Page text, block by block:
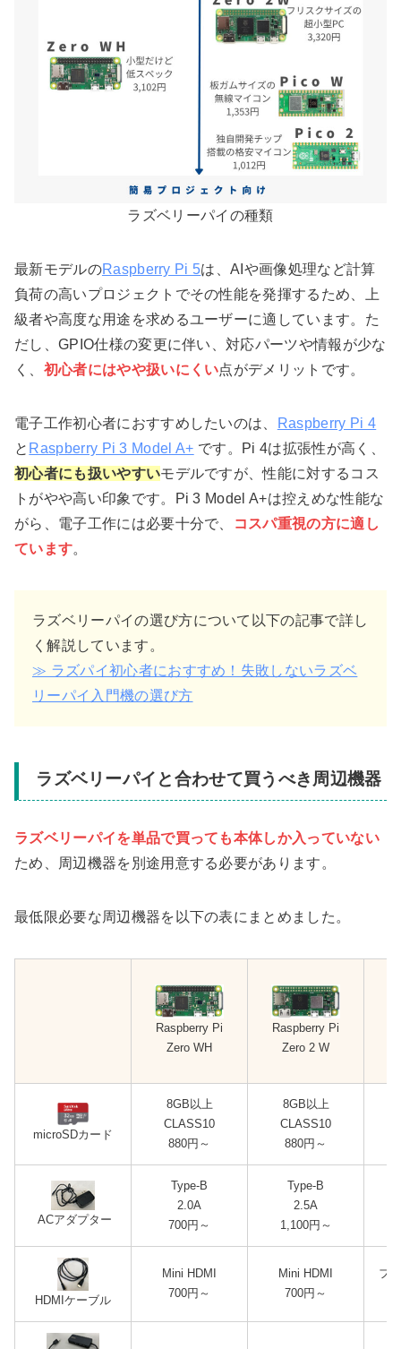
ラズベリーパイの種類
最新モデルのRaspberry Pi 5は、AIや画像処理など計算
負荷の高いプロジェクトでその性能を発揮するため、上
級者や高度な用途を求めるユーザーに適しています。た
だし、GPIO仕様の変更に伴い、対応パーツや情報が少な
く、 初心者にはやや扱いにくい点がデメリットです。
電子工作初心者におすすめしたいのは、
Raspberry Pi 4
と Raspberry Pi 3 Model A+ です。Pi 4は拡張性が高く、
初心者にも扱いやすいモデルですが、性能に対するコス
トがやや高い印象です。Pi 3 Model A+は控えめな性能な
がら、電子工作には必要十分で、
コスパ重視の方に適し
ています。
ラズベリーパイの選び方について以下の記事で詳し
く解説しています。
≫ ラズパイ初心者におすすめ！失敗しないラズベ
リーパイ入門機の選び方
ラズベリーパイと合わせて買うべき周辺機器
ラズベリーパイを単品で買っても本体しか入っていない
ため、
周辺機器を別途用意する必要があります。
最低限必要な周辺機器を以下の表にまとめました。
Raspberry Pi
Zero WH
Raspberry Pi
Zero 2 W
microSDカード
8GB以上
CLASS10
880円 ～
8GB以上
CLASS10
880円 ～
ACアダプター
Type-B
2.0A
700円 ～
Type-B
2.5A
1,100円 ～
HDMIケーブル
Mini HDMI
700円 ～
Mini HDMI
700円 ～
フ